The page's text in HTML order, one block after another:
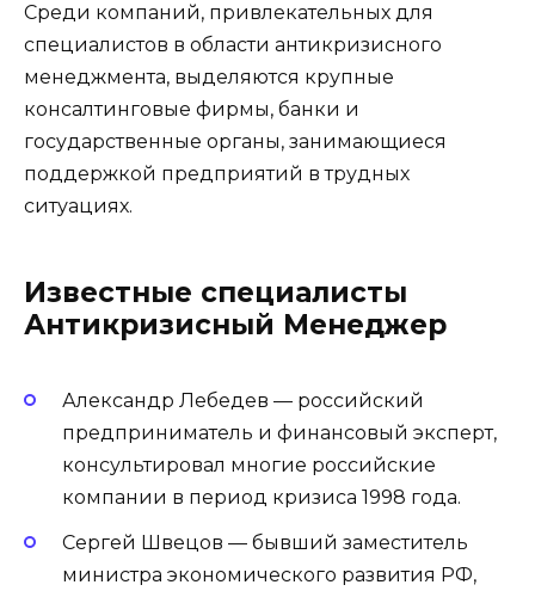
Среди компаний, привлекательных для
специалистов в области антикризисного
менеджмента, выделяются крупные
консалтинговые фирмы, банки и
государственные органы, занимающиеся
поддержкой предприятий в трудных
ситуациях.
Известные специалисты
Антикризисный Менеджер
Александр Лебедев — российский
предприниматель и финансовый эксперт,
консультировал многие российские
компании в период кризиса 1998 года.
Сергей Швецов — бывший заместитель
министра экономического развития РФ,